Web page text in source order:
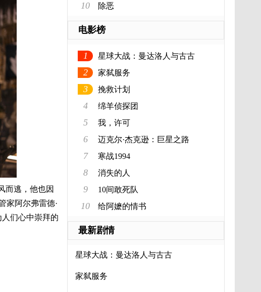
而逃，他也因
家阿尔弗雷德·
们心中崇拜的
10 除恶
电影榜
1 星球大战：曼达洛人与古古
2 家弑服务
3 挽救计划
4 绵羊侦探团
5 我，许可
6 迈克尔·杰克逊：巨星之路
7 寒战1994
8 消失的人
9 10间敢死队
10 给阿嬷的情书
最新剧情
星球大战：曼达洛人与古古
家弑服务